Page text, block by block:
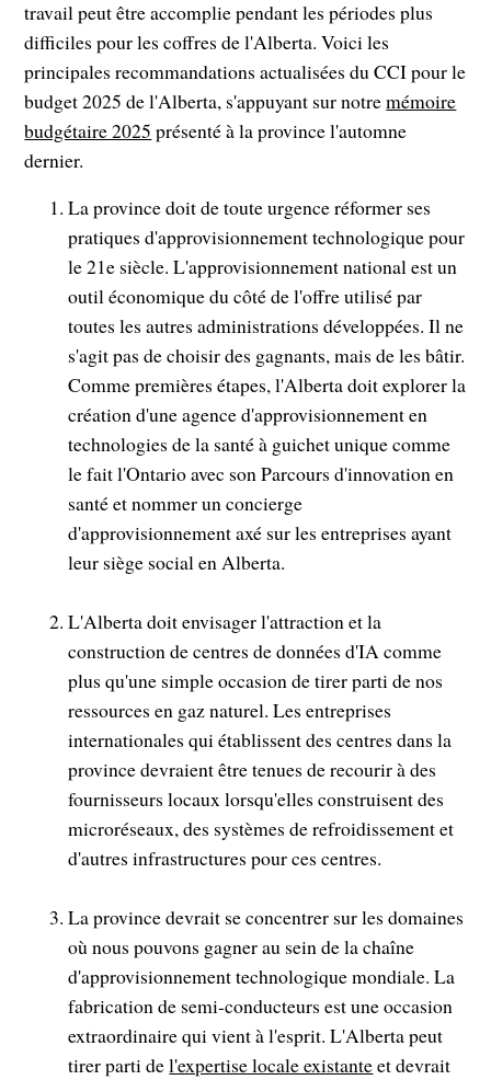
travail peut être accomplie pendant les périodes plus
difficiles pour les coffres de l'Alberta. Voici les
principales recommandations actualisées du CCI pour le
budget 2025 de l'Alberta, s'appuyant sur notremémoire
budgétaire 2025 présenté à la province l'automne
dernier.
La province doit de toute urgence réformer ses
pratiques d'approvisionnement technologique pour
le 21e siècle. L'approvisionnement national est un
outil économique du côté de l'offre utilisé par
toutes les autres administrations développées. Il ne
s'agit pas de choisir des gagnants, mais de les bâtir.
Comme premières étapes, l'Alberta doit explorer la
création d'une agence d'approvisionnement en
technologies de la santé à guichet unique comme
le fait l'Ontario avec son Parcours d'innovation en
santé et nommer un concierge
d'approvisionnement axé sur les entreprises ayant
leur siège social en Alberta.
L'Alberta doit envisager l'attraction et la
construction de centres de données d'IA comme
plus qu'une simple occasion de tirer parti de nos
ressources en gaz naturel. Les entreprises
internationales qui établissent des centres dans la
province devraient être tenues de recourir à des
fournisseurs locaux lorsqu'elles construisent des
microréseaux, des systèmes de refroidissement et
d'autres infrastructures pour ces centres.
La province devrait se concentrer sur les domaines
où nous pouvons gagner au sein de la chaîne
d'approvisionnement technologique mondiale. La
fabrication de semi-conducteurs est une occasion
extraordinaire qui vient à l'esprit. L'Alberta peut
tirer parti del'expertise locale existanteet devrait